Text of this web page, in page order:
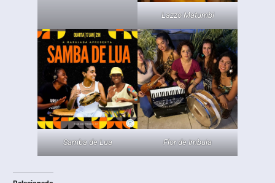
Lazzo Matumbi
Samba de Lua Flor de Imbuia